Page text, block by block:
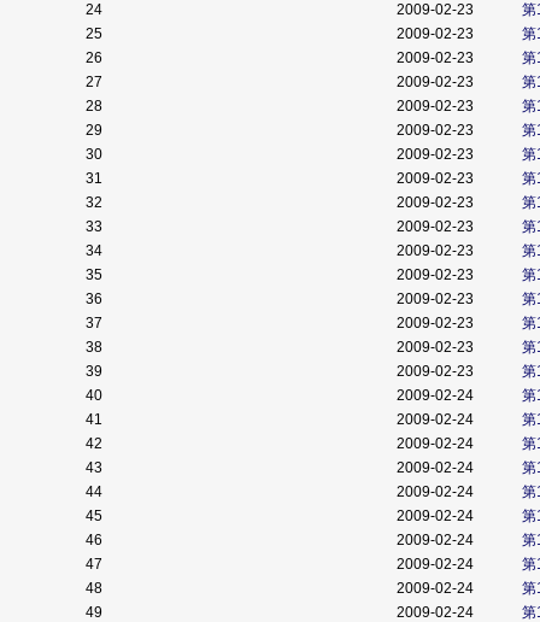
24
2009-02-23
第
25
2009-02-23
第
26
2009-02-23
第
27
2009-02-23
第
28
2009-02-23
第
29
2009-02-23
第
30
2009-02-23
第
31
2009-02-23
第
32
2009-02-23
第
33
2009-02-23
第
34
2009-02-23
第
35
2009-02-23
第
36
2009-02-23
第
37
2009-02-23
第
38
2009-02-23
第
39
2009-02-23
第
40
2009-02-24
第
41
2009-02-24
第
42
2009-02-24
第
43
2009-02-24
第
44
2009-02-24
第
45
2009-02-24
第
46
2009-02-24
第
47
2009-02-24
第
48
2009-02-24
第
49
2009-02-24
第